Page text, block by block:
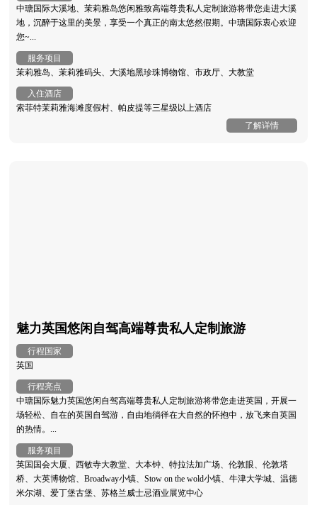
中瑭国际大溪地、茉莉雅岛悠闲雅致高端尊贵私人定制旅游将带您走进大溪
地，沉醉于这里的美景，享受一个真正的南太悠然假期。中瑭国际衷心欢迎
您~...
服务项目
茉莉雅岛、茉莉雅码头、大溪地黑珍珠博物馆、市政厅、大教堂
入住酒店
索菲特茉莉雅海滩度假村、帕皮提等三星级以上酒店
了解详情
魅力英国悠闲自驾高端尊贵私人定制旅游
行程国家
英国
行程亮点
中瑭国际魅力英国悠闲自驾高端尊贵私人定制旅游将带您走进英国，开展一
场轻松、自在的英国自驾游，自由地徜徉在大自然的怀抱中，放飞来自英国
的热情。...
服务项目
英国国会大厦、西敏寺大教堂、大本钟、特拉法加广场、伦敦眼、伦敦塔
桥、大英博物馆、Broadway小镇、Stow on the wold小镇、牛津大学城、温德
米尔湖、爱丁堡古堡、苏格兰威士忌酒业展览中心